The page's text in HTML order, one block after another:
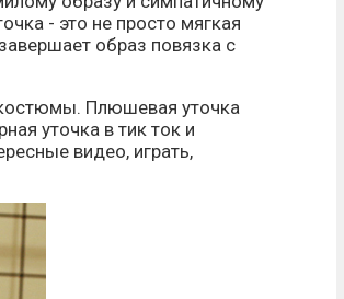
- это не просто мягкая
образ повязка с
Плюшевая уточка
уточка в тик ток и
видео, играть,